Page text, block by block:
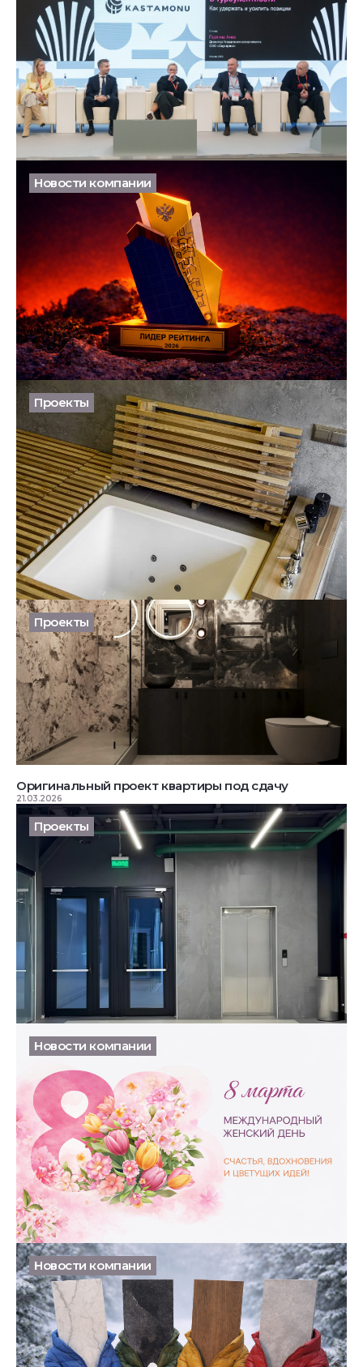
Гибкость как стратегия: как мы отвечаем на
изменения рынка
06.04.2026
Новости компании
В числе сильнейших: ТОП-5 производителей по
России
31.03.2026
Проекты
Интерьер с двойным дном: как ванная меняет свою
функцию
22.03.2026
Проекты
Оригинальный проект квартиры под сдачу
21.03.2026
Проекты
Без бликов и скольжения: какое покрытие выбрали
для ТЦ «Рассвет» в Ногинске
17.03.2026
Новости компании
С 8 Марта! Пусть интерьер отражает вашу красоту и
стиль!
08.03.2026
Новости компании